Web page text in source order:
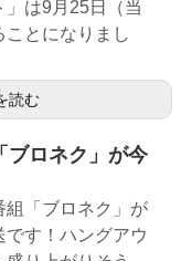
は9月25日（当
とになりまし
読む
ブロネク」が今
組「ブロネク」が
す！ハングアウ